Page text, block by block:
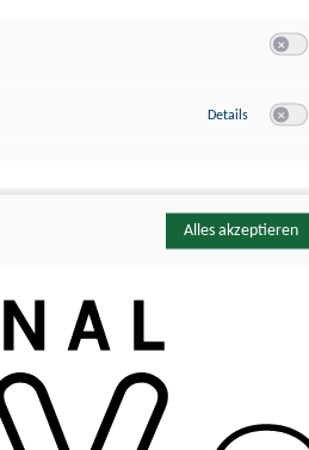
Details zu YouTube
Alles akzeptieren